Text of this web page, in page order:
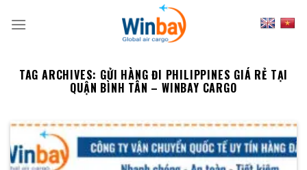
TAG ARCHIVES: GỬI HÀNG ĐI PHILIPPINES GIÁ RẺ TẠI
QUẬN BÌNH TÂN – WINBAY CARGO